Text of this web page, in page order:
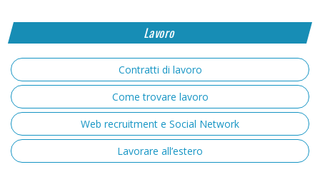
Lavoro
Contratti di lavoro
Come trovare lavoro
Web recruitment e Social Network
Lavorare all’estero